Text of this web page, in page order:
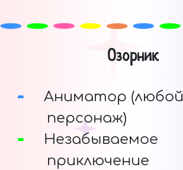
Озорник
Аниматор (любой
персонаж)
Незабываемое
приключение